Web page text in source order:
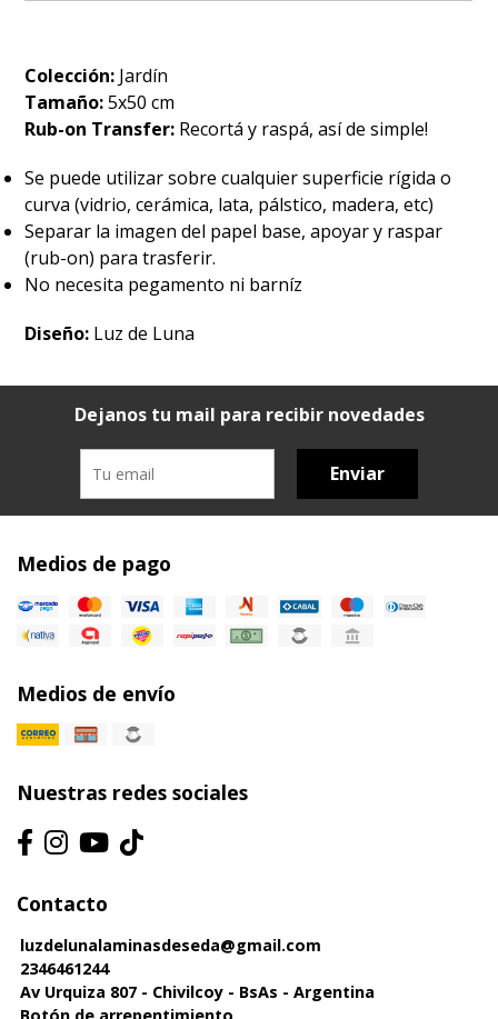
Colección: Jardín
Tamaño:5x50 cm
Rub-on Transfer: Recortá y raspá, así de simple!
Se puede utilizar sobre cualquier superficie rígida o
curva (vidrio, cerámica, lata, pálstico, madera, etc)
Separar la imagen del papel base, apoyar y raspar
(rub-on) para trasferir.
No necesita pegamento ni barníz
Diseño: Luz de Luna
Dejanos tu mail para recibir novedades
Enviar
Medios de pago
Medios de envío
Nuestras redes sociales
Contacto
luzdelunalaminasdeseda@gmail.com
2346461244
Av Urquiza 807 - Chivilcoy - BsAs - Argentina